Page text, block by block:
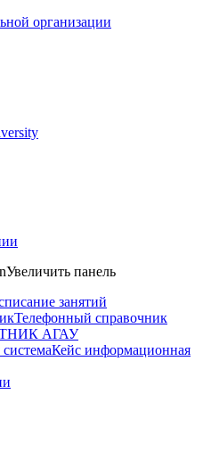
организации
Увеличить панель
занятий
Телефонный справочник
АГАУ
Кейс информационная